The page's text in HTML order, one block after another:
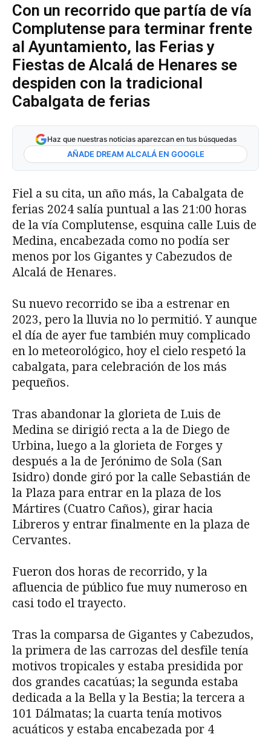
Con un recorrido que partía de vía
Complutense para terminar frente
al Ayuntamiento, las Ferias y
Fiestas de Alcalá de Henares se
despiden con la tradicional
Cabalgata de ferias
Haz que nuestras noticias aparezcan en tus búsquedas
AÑADE DREAM ALCALÁ EN GOOGLE
Fiel a su cita, un año más, la Cabalgata de
ferias 2024 salía puntual a las 21:00 horas
de la vía Complutense, esquina calle Luis de
Medina, encabezada como no podía ser
menos por los Gigantes y Cabezudos de
Alcalá de Henares.
Su nuevo recorrido se iba a estrenar en
2023, pero la lluvia no lo permitió. Y aunque
el día de ayer fue también muy complicado
en lo meteorológico, hoy el cielo respetó la
cabalgata, para celebración de los más
pequeños.
Tras abandonar la glorieta de Luis de
Medina se dirigió recta a la de Diego de
Urbina, luego a la glorieta de Forges y
después a la de Jerónimo de Sola (San
Isidro) donde giró por la calle Sebastián de
la Plaza para entrar en la plaza de los
Mártires (Cuatro Caños), girar hacia
Libreros y entrar finalmente en la plaza de
Cervantes.
Fueron dos horas de recorrido, y la
afluencia de público fue muy numeroso en
casi todo el trayecto.
Tras la comparsa de Gigantes y Cabezudos,
la primera de las carrozas del desfile tenía
motivos tropicales y estaba presidida por
dos grandes cacatúas; la segunda estaba
dedicada a la Bella y la Bestia; la tercera a
101 Dálmatas; la cuarta tenía motivos
acuáticos y estaba encabezada por 4